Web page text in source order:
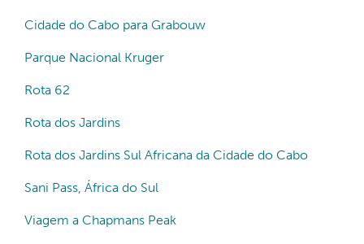
Cidade do Cabo para Grabouw
Parque Nacional Kruger
Rota 62
Rota dos Jardins
Rota dos Jardins Sul Africana da Cidade do Cabo
Sani Pass, África do Sul
Viagem a Chapmans Peak